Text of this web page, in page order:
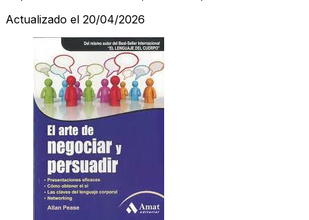
Actualizado el 20/04/2026